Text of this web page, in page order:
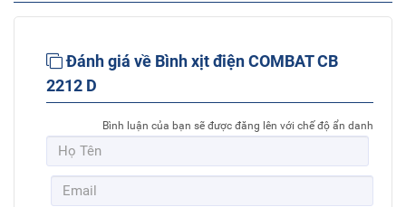
Đánh giá về Bình xịt điện COMBAT CB
2212 D
Bình luận của bạn sẽ được đăng lên với chế độ ẩn danh